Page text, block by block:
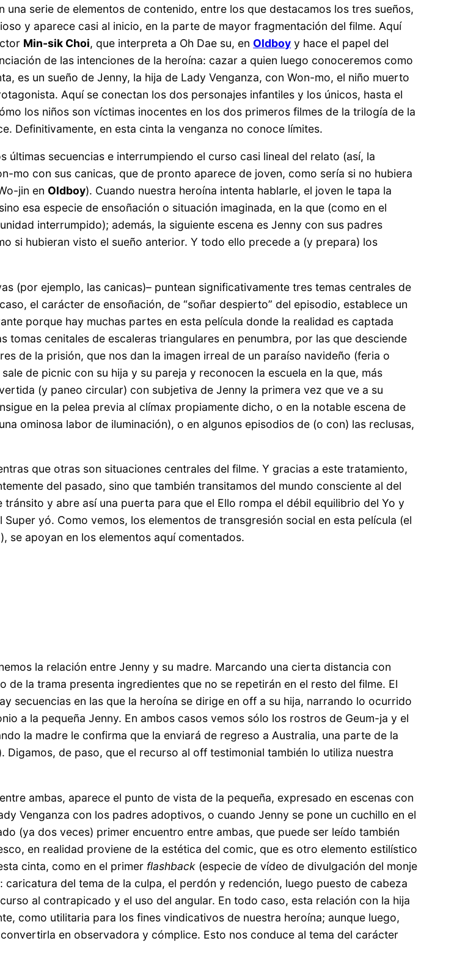
serie de elementos de contenido, entre los que destacamos los tres sueños,
y aparece casi al inicio, en la parte de mayor fragmentación del filme. Aquí
Min-sik Choi, que interpreta a Oh Dae su, en Oldboy y hace el papel del
de las intenciones de la heroína: cazar a quien luego conoceremos como
es un sueño de Jenny, la hija de Lady Venganza, con Won-mo, el niño muerto
Aquí se conectan los dos personajes infantiles y los únicos, hasta el
los niños son víctimas inocentes en los dos primeros filmes de la trilogía de la
Definitivamente, en esta cinta la venganza no conoce límites.
secuencias e interrumpiendo el curso casi lineal del relato (así, la
mo con sus canicas, que de pronto aparece de joven, como sería si no hubiera
jin en Oldboy). Cuando nuestra heroína intenta hablarle, el joven le tapa la
esa especie de ensoñación o situación imaginada, en la que (como en el
interrumpido); además, la siguiente escena es Jenny con sus padres
si hubieran visto el sueño anterior. Y todo ello precede a (y prepara) los
(por ejemplo, las canicas)– puntean significativamente tres temas centrales de
el carácter de ensoñación, de “soñar despierto” del episodio, establece un
porque hay muchas partes en esta película donde la realidad es captada
tomas cenitales de escaleras triangulares en penumbra, por las que desciende
de la prisión, que nos dan la imagen irreal de un paraíso navideño (feria o
de picnic con su hija y su pareja y reconocen la escuela en la que, más
(y paneo circular) con subjetiva de Jenny la primera vez que ve a su
en la pelea previa al clímax propiamente dicho, o en la notable escena de
ominosa labor de iluminación), o en algunos episodios de (o con) las reclusas,
que otras son situaciones centrales del filme. Y gracias a este tratamiento,
del pasado, sino que también transitamos del mundo consciente al del
y abre así una puerta para que el Ello rompa el débil equilibrio del Yo y
yó. Como vemos, los elementos de transgresión social en esta película (el
se apoyan en los elementos aquí comentados.
la relación entre Jenny y su madre. Marcando una cierta distancia con
la trama presenta ingredientes que no se repetirán en el resto del filme. El
secuencias en las que la heroína se dirige en off a su hija, narrando lo ocurrido
a la pequeña Jenny. En ambos casos vemos sólo los rostros de Geum-ja y el
la madre le confirma que la enviará de regreso a Australia, una parte de la
Digamos, de paso, que el recurso al off testimonial también lo utiliza nuestra
ambas, aparece el punto de vista de la pequeña, expresado en escenas con
Venganza con los padres adoptivos, o cuando Jenny se pone un cuchillo en el
(ya dos veces) primer encuentro entre ambas, que puede ser leído también
en realidad proviene de la estética del comic, que es otro elemento estilístico
cinta, como en el primer flashback (especie de vídeo de divulgación del monje
del tema de la culpa, el perdón y redención, luego puesto de cabeza
al contrapicado y el uso del angular. En todo caso, esta relación con la hija
como utilitaria para los fines vindicativos de nuestra heroína; aunque luego,
en observadora y cómplice. Esto nos conduce al tema del carácter